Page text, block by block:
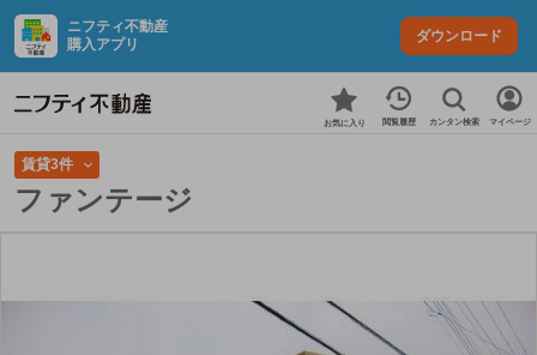
ニフティ不動産
購入アプリ
ダウンロード
お気に入り 閲覧履歴 カンタン検索 マイページ
賃貸3件
ファンテージ